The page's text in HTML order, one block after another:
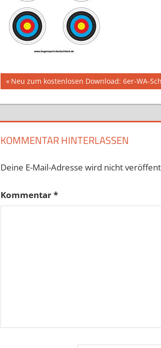
Beitragsnavigation
Vorheriger
Neu zum kostenlosen Download: 6er-WA-
KOMMENTAR HINTERLASSEN
Deine E-Mail-Adresse wird nicht
Kommentar*